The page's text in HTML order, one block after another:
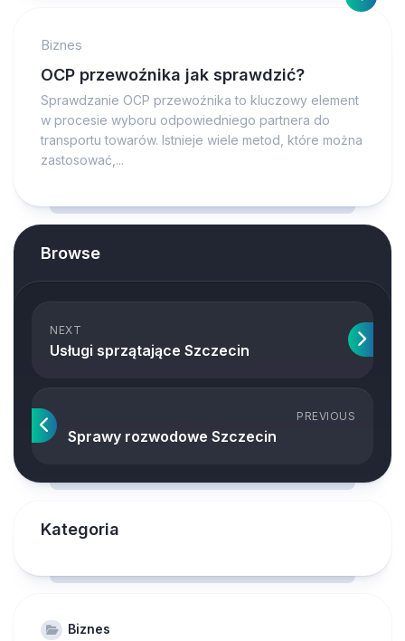
Biznes
OCP przewoźnika jak sprawdzić?
Sprawdzanie OCP przewoźnika to kluczowy element
w procesie wyboru odpowiedniego partnera do
transportu towarów. Istnieje wiele metod, które można
zastosować,...
Browse
NEXT
Usługi sprzątające Szczecin
PREVIOUS
Sprawy rozwodowe Szczecin
Kategoria
Biznes